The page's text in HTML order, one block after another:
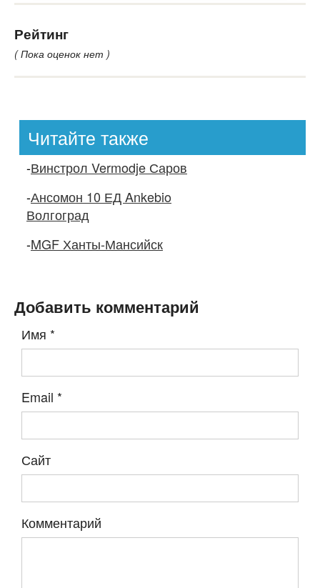
Рейтинг
( Пока оценок нет )
Читайте также
-Винстрол Vermodje Саров
-Ансомон 10 ЕД Ankebio
Волгоград
-MGF Ханты-Мансийск
Добавить комментарий
Имя *
Email *
Сайт
Комментарий